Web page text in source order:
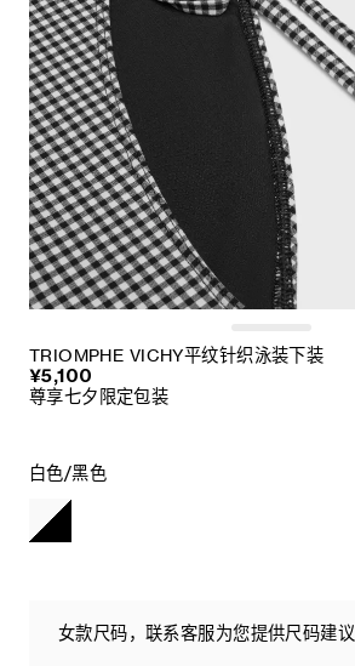
TRIOMPHE VICHY平纹针织泳装下装
¥5,100
尊享七夕限定包装
白色/黑色
女款尺码，联系客服为您提供尺码建议